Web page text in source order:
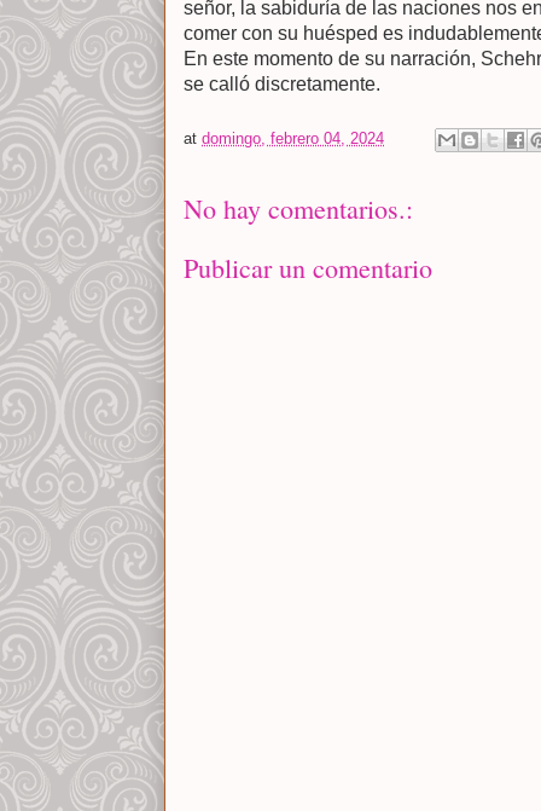
señor, la sabiduría de las naciones nos
comer con su huésped es
En este momento de su narración,
se calló discretamente.
at domingo, febrero 04, 2024
No hay comentarios.:
Publicar un comentario